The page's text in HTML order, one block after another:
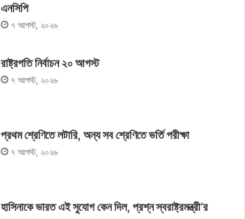
এনসিপি
৭ আগস্ট, ২০২৬
রাষ্ট্রপতি নির্বাচন ২০ আগস্ট
৭ আগস্ট, ২০২৬
প্রথম শ্রেণিতে লটারি, অন্য সব শ্রেণিতে ভর্তি পরীক্ষা
৭ আগস্ট, ২০২৬
হাসিনাকে ভারত এই সুযোগ কেন দিল, প্রশ্ন স্বরাষ্ট্রমন্ত্রী’র